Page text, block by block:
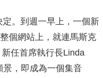
。到週一早上，一個新
個網站上，就連馬斯克
任首席執行長Linda
景，即成為一個集音